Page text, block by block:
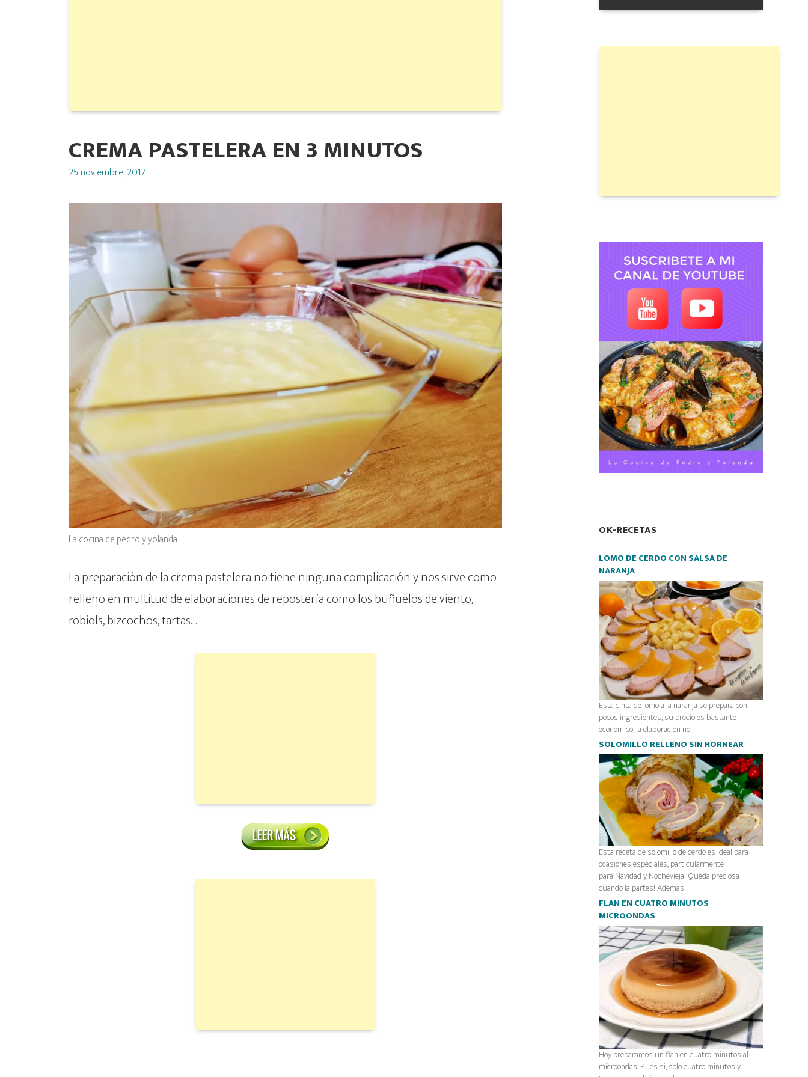
CREMA PASTELERA EN 3 MINUTOS
Posted
25 noviembre, 2017
La cocina de pedro y yolanda
La preparación de la crema pastelera no tiene ninguna complicación y nos sirve como
relleno en multitud de elaboraciones de repostería como los buñuelos de viento,
robiols, bizcochos, tartas…
OK-RECETAS
LOMO DE CERDO CON SALSA DE
NARANJA
Esta cinta de lomo a la naranja se prepara con
pocos ingredientes, su precio es bastante
económico, la elaboración no
SOLOMILLO RELLENO SIN HORNEAR
Esta receta de solomillo de cerdo es ideal para
ocasiones especiales, particularmente
para Navidad y Nochevieja ¡Queda preciosa
cuando la partes! Además
FLAN EN CUATRO MINUTOS
MICROONDAS
Hoy preparamos un flan en cuatro minutos al
microondas. Pues si, solo cuatro minutos y